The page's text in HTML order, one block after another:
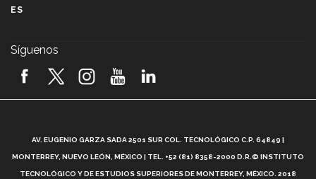
2026! (video)
¿Cómo es el Modelo Educativo Tec? (video)
ES
Síguenos
AV. EUGENIO GARZA SADA 2501 SUR COL. TECNOLÓGICO C.P. 64849 |
MONTERREY, NUEVO LEÓN, MÉXICO | TEL. +52 (81) 8358-2000 D.R.© INSTITUTO
TECNOLÓGICO Y DE ESTUDIOS SUPERIORES DE MONTERREY, MÉXICO. 2018